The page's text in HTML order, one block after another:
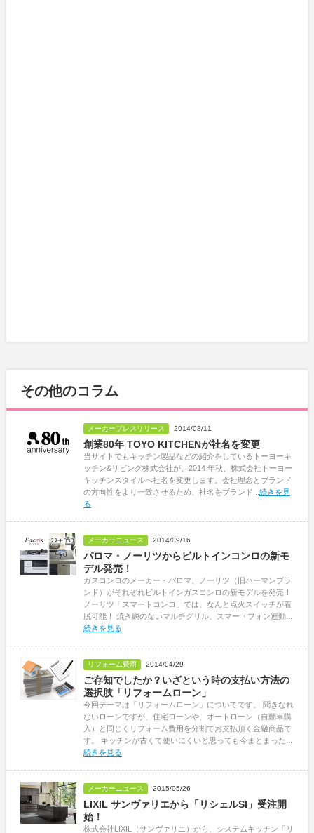
その他のコラム
メーカープレスリリース 2014/08/11
創業80年 TOYO KITCHENが社名を変更
当サイトでもキッチン製品などの紹介をしているトーヨーキ
ッチン&リビング株式会社が、2014 年秋、株式会社トーヨー
キッチンスタイルへ社名を変更します。会社理念とブランド
の方向性をより一致させるため、社名をブランド... 続きを見
る
メーカーニュース 2014/09/16
パロマ・ノーリツからビルトインコンロの新モ
デル発売！
ガスコンロのメーカー・パロマ、ノーリツ（旧ハーマンブラ
ンド）がそれぞれビルトインガスコンロの新モデルを発売！
ノーリツ「スマートコンロ」では、なんと点火スイッチが着
脱可能！ 焼き網のないマルチグリル、スマートフォン連動...
続きを見る
リフォーム費用 2014/04/29
ご存知でしたか？いざという時の支払い方法の
選択肢「リフォームローン」
今回テーマは「リフォームローン」についてです。 聞きなれ
ないローンですが、住宅ローンや、オートローン（自動車購
入）と同じくリフォーム費用を分割でお支払頂く金融商品で
す。 キッチンが古くて使いにくいと思っても今まとまった...
続きを見る
メーカーニュース 2015/05/26
LIXIL サンヴァリエから「リシェルSI」受注開
始！
株式会社LIXIL（サンヴァリエ）から、システムキッチン「リ